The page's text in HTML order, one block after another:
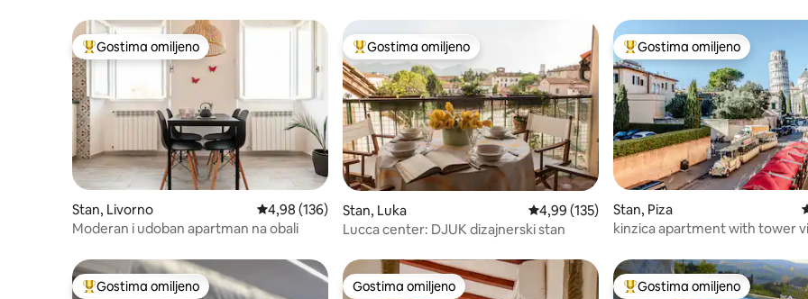
Najuspešniji među gostima omiljenim
Gostima omiljeno
Stan, Livorno Prosečna ocena 4,98 od 5, utisaka: 136
4,98 (136)
Moderan i udoban apartman na obali
Najuspešniji među gostima omiljenim
Gostima omiljeno
Stan, Luka Prosečna ocena 4,99 od 5, utisaka: 135
4,99 (135)
Lucca center: DJUK dizajnerski stan
Najuspešniji među gostima
Gostima omiljeno
Stan, Piza
kinzica apartment with tower
Najuspešniji među gostima omiljenim
Gostima omiljeno Gostima omiljeno
Gostima omiljeno Najuspešniji među gostima
Gostima omiljeno